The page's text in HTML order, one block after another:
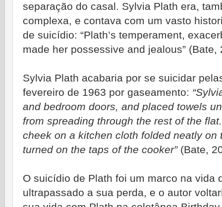
separação do casal. Sylvia Plath era,
complexa, e contava com um vasto
de suicídio: “Plath’s temperament,
made her possessive and jealous” (Bate,
Sylvia Plath acabaria por se suicidar
fevereiro de 1963 por gaseamento:
and bedroom doors, and placed towels
from spreading through the rest of the
cheek on a kitchen cloth folded neatly on
turned on the taps of the cooker”(Bate,
O suicídio de Plath foi um marco na vida
ultrapassado a sua perda, e o autor